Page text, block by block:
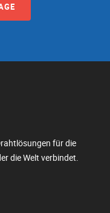
für die
die Welt verbindet.